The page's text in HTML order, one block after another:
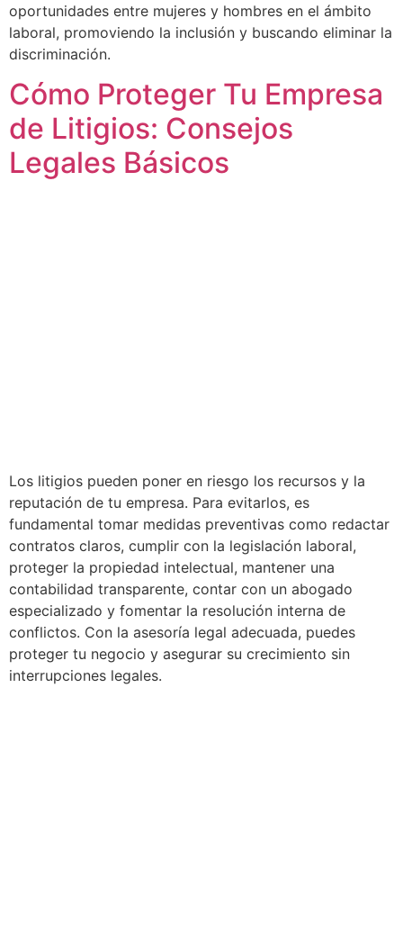
oportunidades entre mujeres y hombres en el ámbito
laboral, promoviendo la inclusión y buscando eliminar la
discriminación.
Cómo Proteger Tu Empresa
de Litigios: Consejos
Legales Básicos
Los litigios pueden poner en riesgo los recursos y la
reputación de tu empresa. Para evitarlos, es
fundamental tomar medidas preventivas como redactar
contratos claros, cumplir con la legislación laboral,
proteger la propiedad intelectual, mantener una
contabilidad transparente, contar con un abogado
especializado y fomentar la resolución interna de
conflictos. Con la asesoría legal adecuada, puedes
proteger tu negocio y asegurar su crecimiento sin
interrupciones legales.